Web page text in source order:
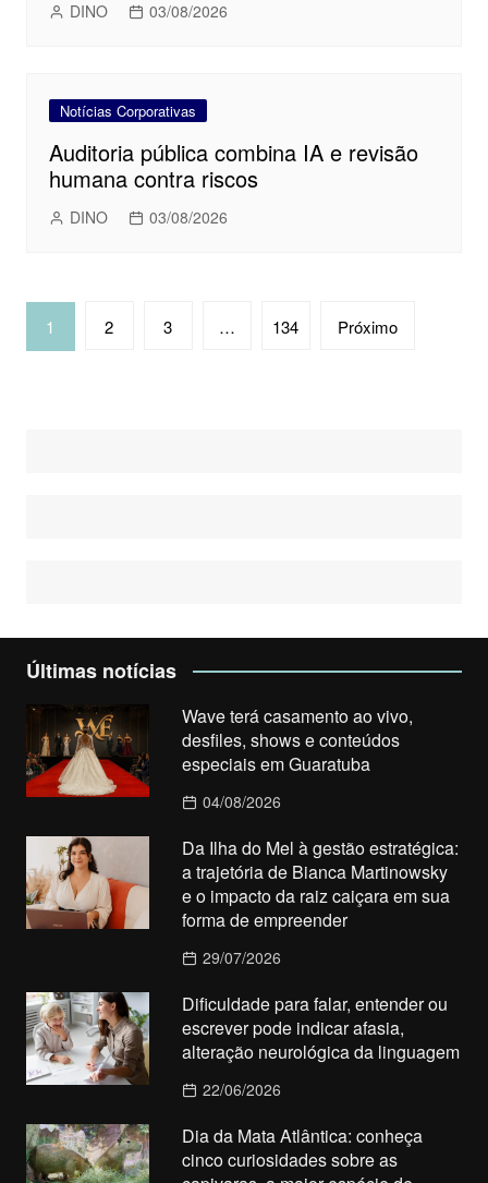
DINO 03/08/2026
Notícias Corporativas
Auditoria pública combina IA e revisão
humana contra riscos
DINO 03/08/2026
Navegação
por
1 2 3 … 134 Próximo
Últimas notícias
Wave terá casamento ao vivo,
desfiles, shows e conteúdos
especiais em Guaratuba
04/08/2026
Da Ilha do Mel à gestão estratégica:
a trajetória de Bianca Martinowsky
e o impacto da raiz caiçara em sua
forma de empreender
29/07/2026
Dificuldade para falar, entender ou
escrever pode indicar afasia,
alteração neurológica da linguagem
22/06/2026
Dia da Mata Atlântica: conheça
cinco curiosidades sobre as